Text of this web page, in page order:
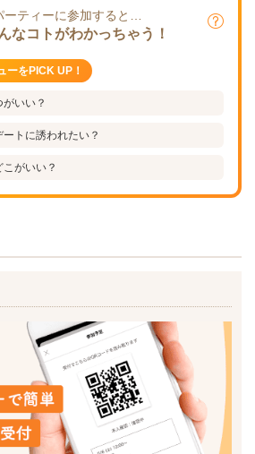
ーティーに参加すると…
なコトがわかっちゃう！
ーをPICK UP！
いい？
トに誘われたい？
がいい？